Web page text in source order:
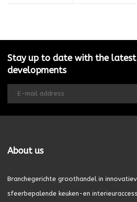
Stay up to date with the latest
developments
About us
Branchegerichte groothandel in
sfeerbepalende keuken-en